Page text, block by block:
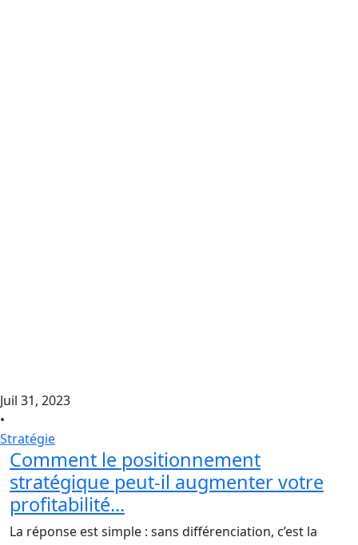
Juil 31, 2023
•
Stratégie
Comment le positionnement
stratégique peut-il augmenter votre
profitabilité...
La réponse est simple : sans différenciation, c’est la